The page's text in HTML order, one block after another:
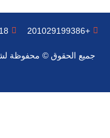
جميع الحقوق © محفوظة
+201029199386